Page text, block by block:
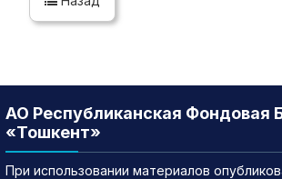
АО Республиканская Фондовая
«Тошкент»
При использовании материалов